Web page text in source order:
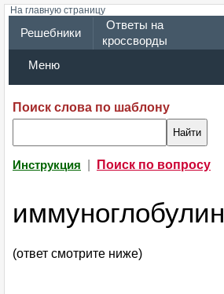
На главную страницу
Решебники
Ответы на
кроссворды
Меню
Поиск слова по шаблону
Инструкция Поиск по вопросу
иммуноглобулин
(ответ смотрите ниже)